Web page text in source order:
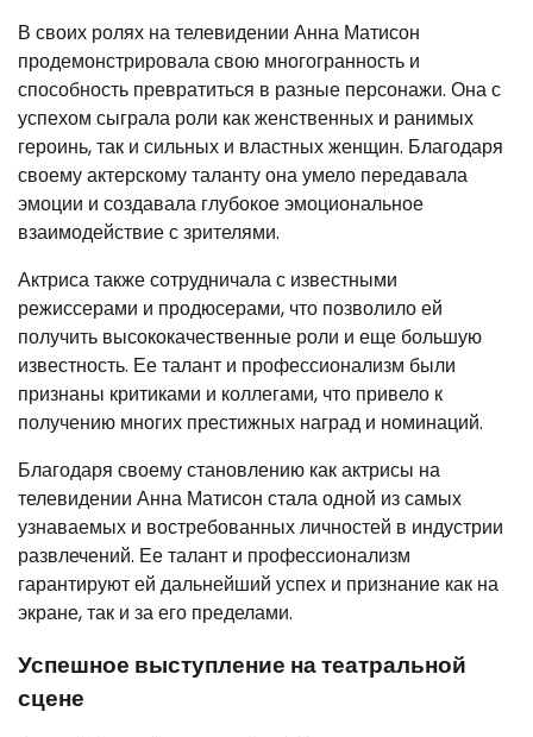
В своих ролях на телевидении Анна Матисон
продемонстрировала свою многогранность и
способность превратиться в разные персонажи. Она с
успехом сыграла роли как женственных и ранимых
героинь, так и сильных и властных женщин. Благодаря
своему актерскому таланту она умело передавала
эмоции и создавала глубокое эмоциональное
взаимодействие с зрителями.
Актриса также сотрудничала с известными
режиссерами и продюсерами, что позволило ей
получить высококачественные роли и еще большую
известность. Ее талант и профессионализм были
признаны критиками и коллегами, что привело к
получению многих престижных наград и номинаций.
Благодаря своему становлению как актрисы на
телевидении Анна Матисон стала одной из самых
узнаваемых и востребованных личностей в индустрии
развлечений. Ее талант и профессионализм
гарантируют ей дальнейший успех и признание как на
экране, так и за его пределами.
Успешное выступление на театральной
сцене